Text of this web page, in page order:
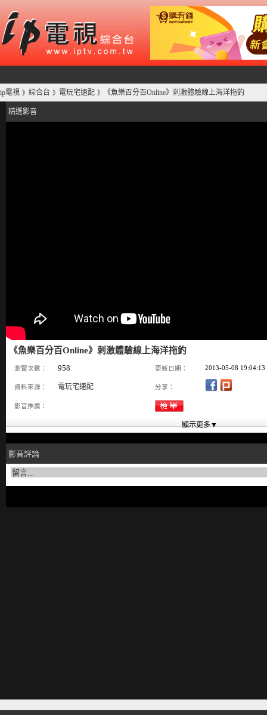
ip電視 》 綜合台 》 電玩宅速配 》 《魚樂百分百Online》刺激體驗線上海洋拖釣
精選影音
《魚樂百分百Online》刺激體驗線上海洋拖釣
瀏覽次數： 958 更新日期： 2013-05-08 19:04:13
資料來源： 電玩宅速配 分享：
影音推薦：
影音評論